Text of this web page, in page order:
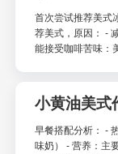
首次尝试推荐美式
荐美式，原因： -
能接受咖啡苦味：
小黄油美式
早餐搭配分析： -
味奶） - 营养：主